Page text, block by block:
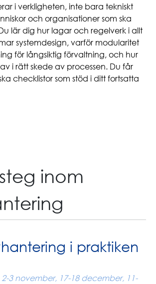
i verkligheten, inte bara tekniskt
och organisationer som ska
lär dig hur lagar och regelverk i allt
systemdesign, varför modularitet
för långsiktig förvaltning, och hur
i rätt skede av processen. Du får
checklistor som stöd i ditt fortsatta
inom
i praktiken
3 november, 17-18 december, 11-